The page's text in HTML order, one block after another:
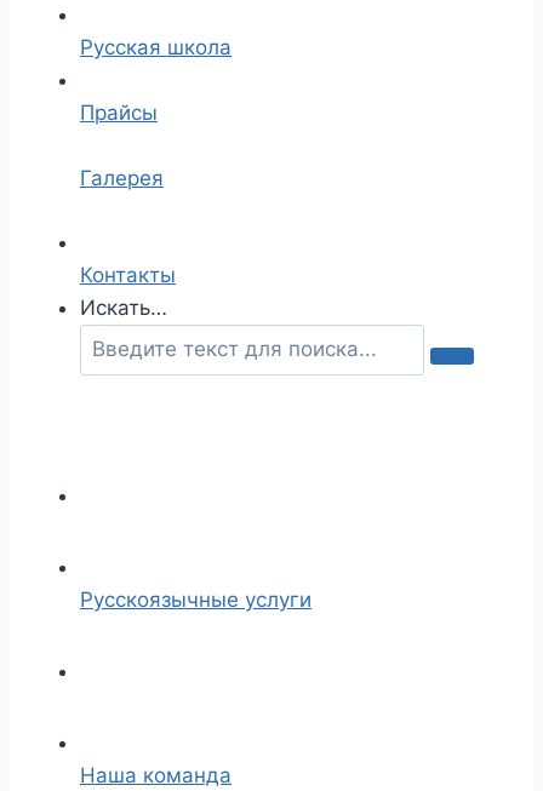
Русская школа
Прайсы
Галерея
Контакты
Искать…
Русскоязычные услуги
Наша команда